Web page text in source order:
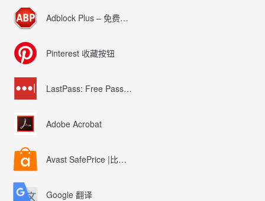
Adblock Plus – 免费的广告拦截器
Pinterest 收藏按钮
LastPass: Free Password Manager
Adobe Acrobat
Avast SafePrice |比较、交易、优惠券
Google 翻译